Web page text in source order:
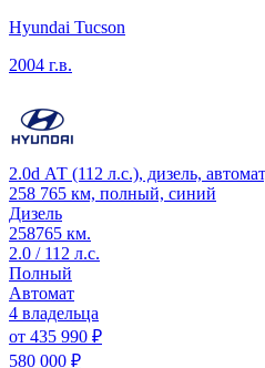
Hyundai Tucson
2004 г.в.
2.0d АТ (112 л.с.), дизель,
258 765 км, полный, синий
Дизель
258765 км.
2.0 / 112 л.с.
Полный
Автомат
4 владельца
от 435 990 ₽
580 000 ₽